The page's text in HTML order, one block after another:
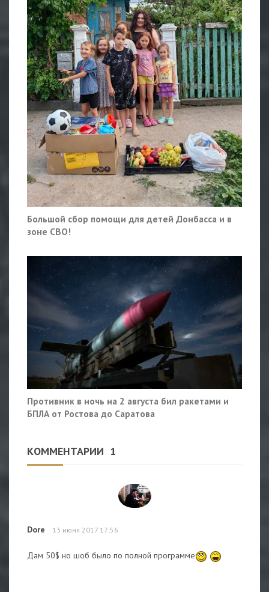
Большой сбор помощи для детей Донбасса и в
зоне СВО!
Противник в ночь на 2 августа бил ракетами и
БПЛА от Ростова до Саратова
КОММЕНТАРИИ 1
Dore 13 июня 2017 17:56
Дам 50$ но шоб было по полной программе